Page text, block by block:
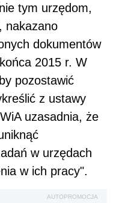
tym urzędom,
nakazano
dokumentów
2015 r. W
pozostawić
z ustawy
uzasadnia, że
w urzędach
w ich pracy".
AUTOPROMOCJA